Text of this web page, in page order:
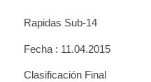
Rapidas Sub-14
Fecha : 11.04.2015
Clasificación Final